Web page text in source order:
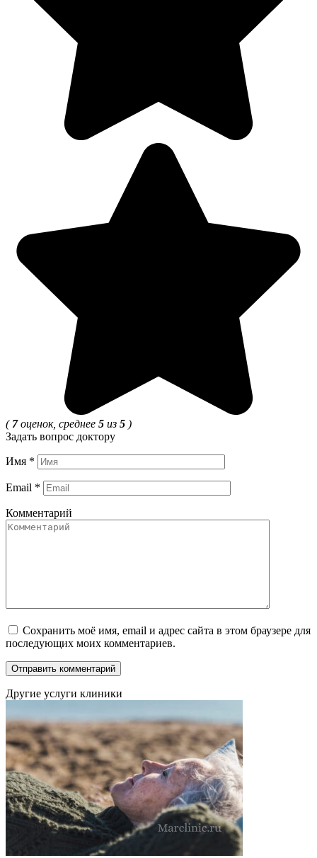
( 7оценок, среднее 5 из 5 )
Задать вопрос доктору
Имя *
Email *
Комментарий
Сохранить моё имя, email и адрес сайта в этом браузере для
последующих моих комментариев.
Другие услуги клиники